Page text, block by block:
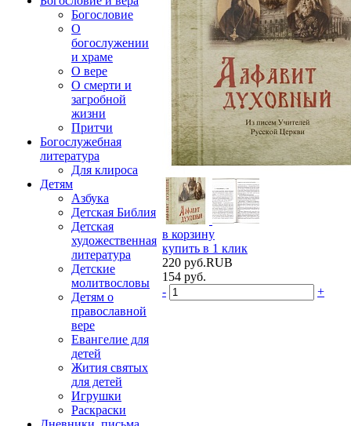
Богословие
О
богослужении
и храме
О вере
О смерти и
загробной
жизни
Притчи
Богослужебная
литература
Для клироса
Детям
Азбука
Детская Библия
Детская
художественная
литература
Детские
молитвословы
Детям о
православной
вере
Евангелие для
детей
Жития святых
для детей
Игрушки
Раскраски
в корзину
купить в 1 клик
220 руб.RUB
154 руб.
-
+